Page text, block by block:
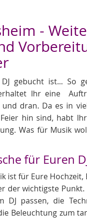
-
gebucht ist... So
Ihr eine
dran. Da es in
hin sind, habt
Was für Musik
für Euren
ist für Eure Hochzeit,
der wichtigste
DJ passen, die
Beleuchtung zum